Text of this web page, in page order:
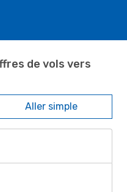
de vols vers
Aller simple